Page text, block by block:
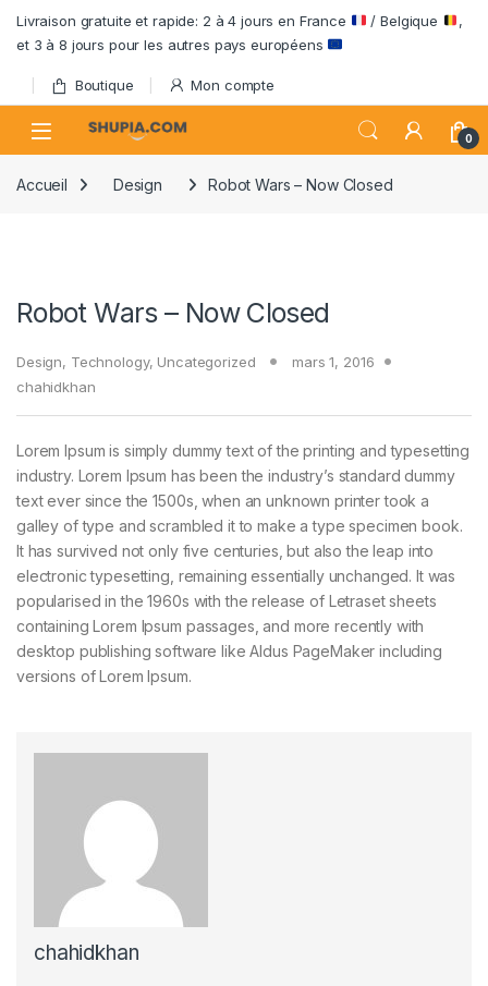
Livraison gratuite et rapide: 2 à 4 jours en France / Belgique
,
et 3 à 8 jours pour les autres pays européens
Boutique Mon compte
Open 0
Accueil Design Robot Wars – Now Closed
Robot Wars – Now Closed
Design, Technology, Uncategorized
mars 1, 2016
chahidkhan
Lorem Ipsum is simply dummy text of the printing and typesetting
industry. Lorem Ipsum has been the industry’s standard dummy
text ever since the 1500s, when an unknown printer took a
galley of type and scrambled it to make a type specimen book.
It has survived not only five centuries, but also the leap into
electronic typesetting, remaining essentially unchanged. It was
popularised in the 1960s with the release of Letraset sheets
containing Lorem Ipsum passages, and more recently with
desktop publishing software like Aldus PageMaker including
versions of Lorem Ipsum.
chahidkhan